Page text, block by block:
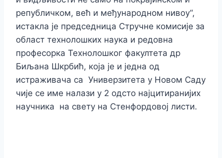
републичком, већ и међународном нивоу“,
истакла је председница Стручне комисије за
област технолошких наука и редовна
професорка Технолошког факултета др
Биљана Шкрбић, која је и једна од
истраживача са Универзитета у Новом Саду
чије се име налази у 2 одсто најцитиранијих
научника на свету на Стенфордовој листи.